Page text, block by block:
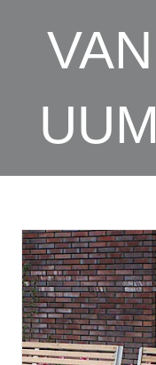
VAN
UUM